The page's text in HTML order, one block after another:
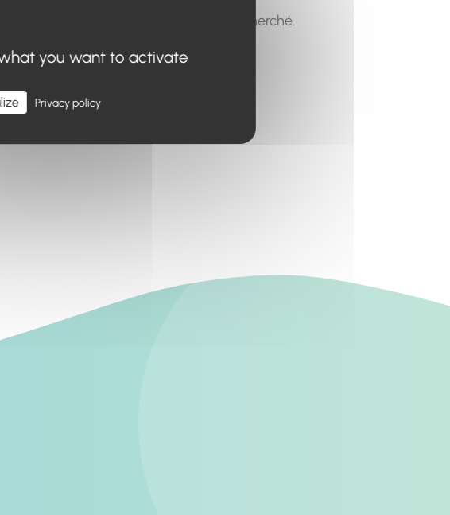
le menu pour trouver le contenu recherché.
you want to activate
Privacy policy